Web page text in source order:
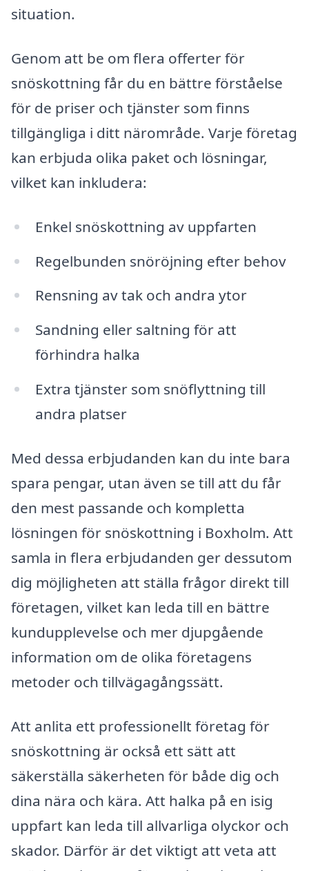
situation.
Genom att be om flera offerter för
snöskottning får du en bättre förståelse
för de priser och tjänster som finns
tillgängliga i ditt närområde. Varje företag
kan erbjuda olika paket och lösningar,
vilket kan inkludera:
Enkel snöskottning av uppfarten
Regelbunden snöröjning efter behov
Rensning av tak och andra ytor
Sandning eller saltning för att
förhindra halka
Extra tjänster som snöflyttning till
andra platser
Med dessa erbjudanden kan du inte bara
spara pengar, utan även se till att du får
den mest passande och kompletta
lösningen för snöskottning i Boxholm. Att
samla in flera erbjudanden ger dessutom
dig möjligheten att ställa frågor direkt till
företagen, vilket kan leda till en bättre
kundupplevelse och mer djupgående
information om de olika företagens
metoder och tillvägagångssätt.
Att anlita ett professionellt företag för
snöskottning är också ett sätt att
säkerställa säkerheten för både dig och
dina nära och kära. Att halka på en isig
uppfart kan leda till allvarliga olyckor och
skador. Därför är det viktigt att veta att